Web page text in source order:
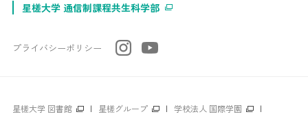
星槎大学 通信制課程共生科学部
プライバシーポリシー
星槎大学 図書館 | 星槎グループ | 学校法人 国際学園
|